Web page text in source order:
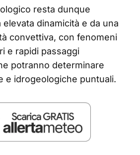
resta dunque
dinamicità e da una
convettiva, con fenomeni
e rapidi passaggi
potranno determinare
e idrogeologiche puntuali.